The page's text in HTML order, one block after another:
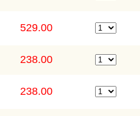
529.00
238.00
238.00